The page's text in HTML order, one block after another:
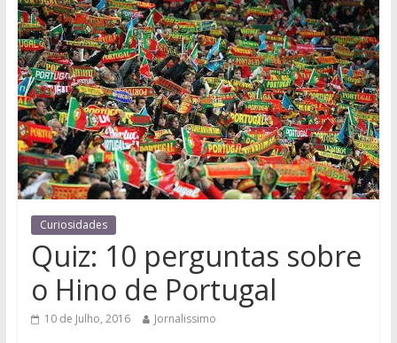
Curiosidades
Quiz: 10 perguntas sobre
o Hino de Portugal
10 de Julho, 2016 Jornalissimo